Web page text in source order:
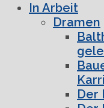
In Arbeit
Dramen
Der